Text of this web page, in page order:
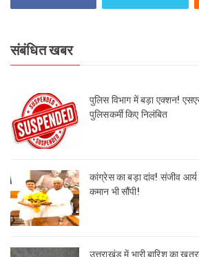
संबंधित खबर
पुलिस विभाग में बड़ा एक्शन!
पुलिसकर्मी किए निलंबित
कांग्रेस का बड़ा दांव! संजीव
कमान भी सौंपी!
उत्तराखंड में भारी बारिश का